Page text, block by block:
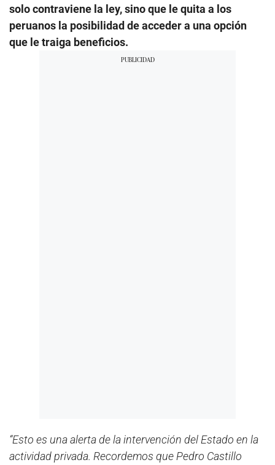
solo contraviene la ley, sino que le quita a los
peruanos la posibilidad de acceder a una opción
que le traiga beneficios.
“Esto es una alerta de la intervención del Estado en la
actividad privada. Recordemos que Pedro Castillo